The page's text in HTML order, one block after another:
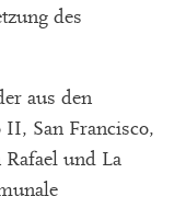
des
aus den
II, San Francisco,
Rafael und La